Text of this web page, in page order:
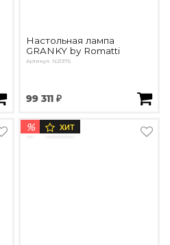
Настольная лампа
GRANKY by Romatti
Артикул: N21375
99 311 ₽
% ХИТ